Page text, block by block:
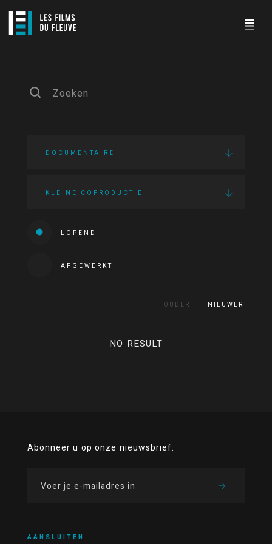
DOCUMENTAIRE
KLEINE COPRODUCTIE
LOPEND
AFGEWERKT
OUDER NIEUWER
NO RESULT
Abonneer u op onze nieuwsbrief.
AANSLUITEN